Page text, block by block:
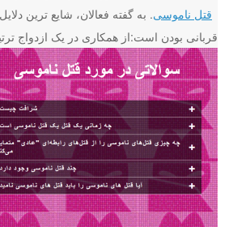
قتل ناموسی. به گفته فعالان، شایع ترین
قربانی بودن است:از همکاری در یک ازدواج